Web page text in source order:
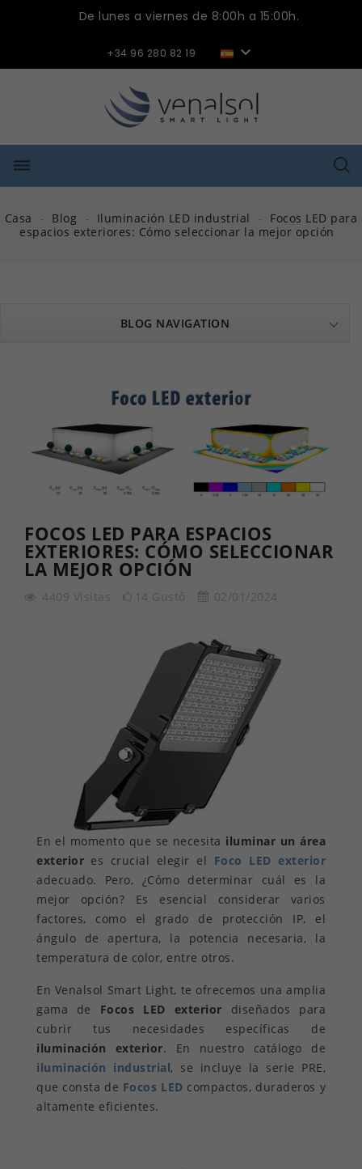
De lunes a viernes de 8:00h a 15:00h.
+34 96 280 82 19 
dehaze
Casa Blog Iluminación LED industrial
Focos LED para
espacios exteriores: Cómo seleccionar la mejor opción
BLOG NAVIGATION
FOCOS LED PARA ESPACIOS
EXTERIORES: CÓMO SELECCIONAR
LA MEJOR OPCIÓN
4409 Visitas 14 Gustó 02/01/2024
En el momento que se necesita iluminar un área
exterior es crucial elegir el Foco LED exterior
adecuado. Pero, ¿Cómo determinar cuál es la
mejor opción? Es esencial considerar varios
factores, como el grado de protección IP, el
ángulo de apertura, la potencia necesaria, la
temperatura de color, entre otros.
En Venalsol Smart Light, te ofrecemos una amplia
gama de Focos LED exterior diseñados para
cubrir tus necesidades específicas de
iluminación exterior. En nuestro catálogo de
iluminación industrial, se incluye la serie PRE,
que consta de Focos LED compactos, duraderos y
altamente eficientes.